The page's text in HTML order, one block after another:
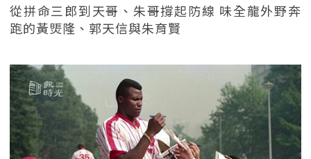
從拼命三郎到天哥、朱哥撐起防線 味全龍外野奔
跑的黃煚隆、郭天信與朱育賢